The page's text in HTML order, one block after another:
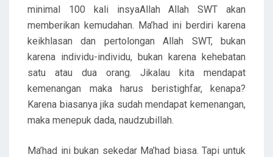
minimal 100 kali insyaAllah Allah SWT akan
memberikan kemudahan. Ma’had ini berdiri karena
keikhlasan dan pertolongan Allah SWT, bukan
karena individu-individu, bukan karena kehebatan
satu atau dua orang. Jikalau kita mendapat
kemenangan maka harus beristighfar, kenapa?
Karena biasanya jika sudah mendapat kemenangan,
maka menepuk dada, naudzubillah.
Ma’had ini bukan sekedar Ma’had biasa. Tapi untuk